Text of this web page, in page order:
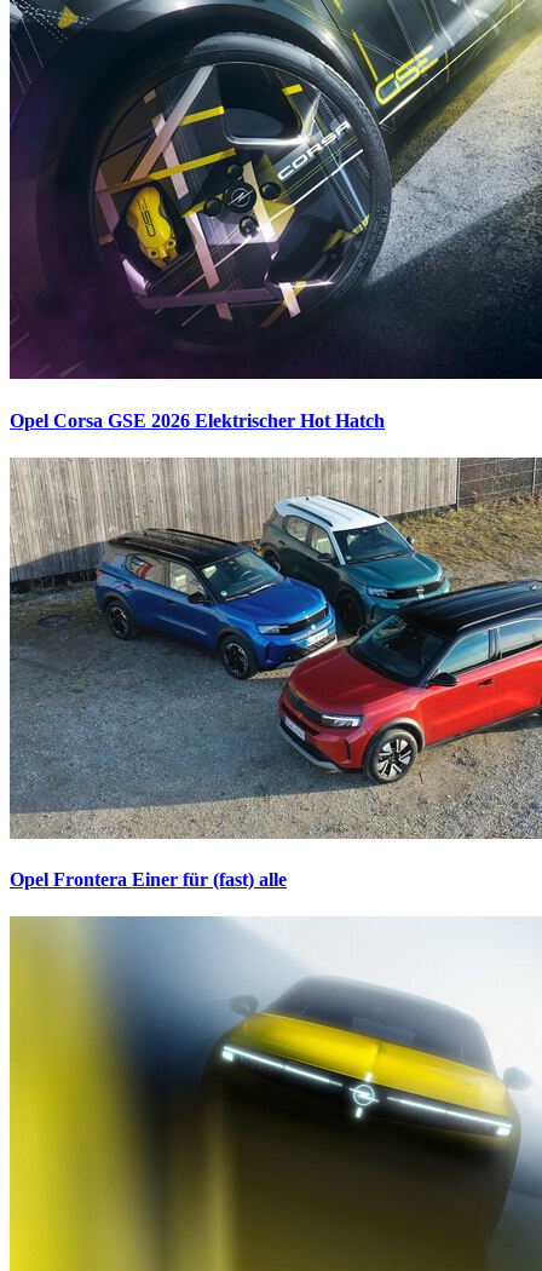
Opel Corsa GSE 2026 Elektrischer Hot Hatch
Opel Frontera Einer für (fast) alle